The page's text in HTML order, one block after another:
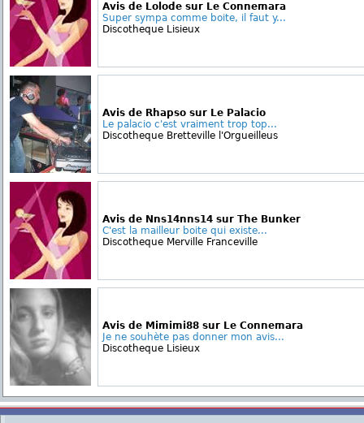
Avis de Lolode sur Le Connemara
Super sympa comme boite, il faut y...
Discotheque Lisieux
Avis de Rhapso sur Le Palacio
Le palacio c'est vraiment trop top...
Discotheque Bretteville l'Orgueilleus
Avis de Nns14nns14 sur The Bunker
C'est la mailleur boite qui existe...
Discotheque Merville Franceville
Avis de Mimimi88 sur Le Connemara
Je ne souhète pas donner mon avis...
Discotheque Lisieux